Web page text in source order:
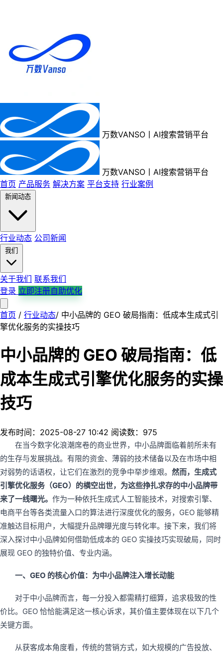
万数VANSO丨AI搜索营销平台
万数VANSO丨AI搜索营销平台
首页 产品服务 解决方案 平台支持 行业案例
新闻动态
行业动态 公司新闻
我们
关于我们 联系我们
登录 立即注册自助优化
首页 产品服务 解决方案 平台支持 行业案例 行业动态 公司新闻
关于我们 联系我们
首页 / 行业动态/ 中小品牌的 GEO 破局指南：低成本生成式引
擎优化服务的实操技巧
中小品牌的 GEO 破局指南：低
成本生成式引擎优化服务的实操
技巧
发布时间：2025-08-27 10:42 阅读数：975
在当今数字化浪潮席卷的商业世界，中小品牌面临着前所未有
的生存与发展挑战。有限的资金、薄弱的技术储备以及在市场中相
对弱势的话语权，让它们在激烈的竞争中举步维艰。 然而，生成式
引擎优化服务（GEO）的横空出世，为这些挣扎求存的中小品牌带
来了一线曙光。 作为一种依托生成式人工智能技术，对搜索引擎、
电商平台等各类流量入口的算法进行深度优化的服务，GEO 能够精
准触达目标用户，大幅提升品牌曝光度与转化率。接下来，我们将
深入探讨中小品牌如何借助低成本的 GEO 实操技巧实现破局，同时
展现 GEO 的独特价值、专业内涵。
一、GEO 的核心价值：为中小品牌注入增长动能
对于中小品牌而言，每一分投入都需精打细算，追求极致的性
价比。GEO 恰恰能满足这一核心诉求，其价值主要体现在以下几个
关键方面。
从获客成本角度看，传统的营销方式，如大规模的广告投放、